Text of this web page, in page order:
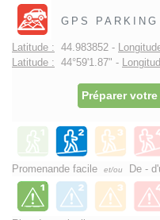
GPS PARKING
Latitude : 44.983852 -
Latitude : 44°59'1.87" -
Préparer
Promenande facile et/ou De -